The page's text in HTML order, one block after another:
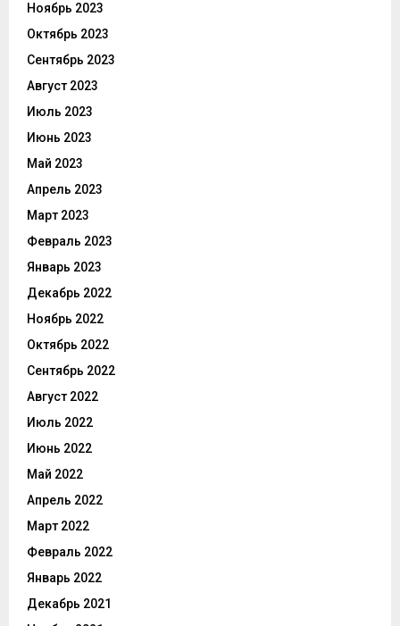
Ноябрь 2023
Октябрь 2023
Сентябрь 2023
Август 2023
Июль 2023
Июнь 2023
Май 2023
Апрель 2023
Март 2023
Февраль 2023
Январь 2023
Декабрь 2022
Ноябрь 2022
Октябрь 2022
Сентябрь 2022
Август 2022
Июль 2022
Июнь 2022
Май 2022
Апрель 2022
Март 2022
Февраль 2022
Январь 2022
Декабрь 2021